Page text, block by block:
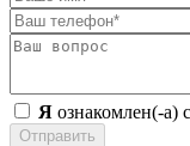
Я ознакомлен(-а) с
Отправить